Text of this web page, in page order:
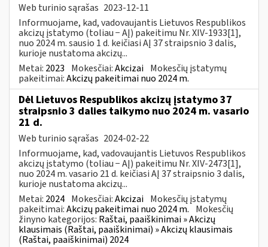
Web turinio sąrašas 2023-12-11
Informuojame, kad, vadovaujantis Lietuvos Respublikos
akcizų įstatymo (toliau − AĮ) pakeitimu Nr. XIV-1933[1],
nuo 2024 m. sausio 1 d. keičiasi AĮ 37 straipsnio 3 dalis,
kurioje nustatoma akcizų...
Metai: 2023 Mokesčiai:Akcizai Mokesčių įstatymų
pakeitimai:Akcizų pakeitimai nuo 2024 m.
Dėl Lietuvos Respublikos akcizų įstatymo 37
straipsnio 3 dalies taikymo nuo 2024 m. vasario
21 d.
Web turinio sąrašas 2024-02-22
Informuojame, kad, vadovaujantis Lietuvos Respublikos
akcizų įstatymo (toliau − AĮ) pakeitimu Nr. XIV-2473[1],
nuo 2024 m. vasario 21 d. keičiasi AĮ 37 straipsnio 3 dalis,
kurioje nustatoma akcizų...
Metai: 2024 Mokesčiai:Akcizai Mokesčių įstatymų
pakeitimai:Akcizų pakeitimai nuo 2024 m. Mokesčių
žinyno kategorijos: Raštai, paaiškinimai » Akcizų
klausimais (Raštai, paaiškinimai) » Akcizų klausimais
(Raštai, paaiškinimai) 2024